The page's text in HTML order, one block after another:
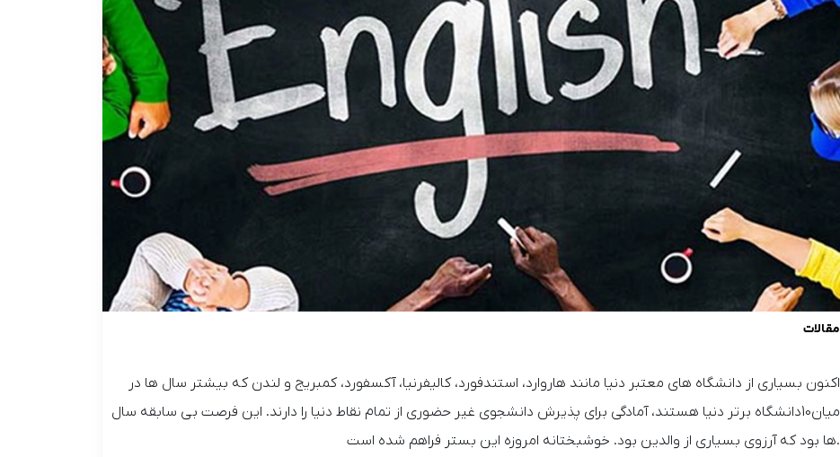
مقالات
اکنون بسیاری از دانشگاه های معتبر دنیا مانند هاروارد، استندفورد، کالیفرنیا، آکسفورد، کمبریج و لندن که بیشتر سال ها در
میان10دانشگاه برتر دنیا هستند، آمادگی برای پذیرش دانشجوی غیر حضوری از تمام نقاط دنیا را دارند. این فرصت بی سابقه سال
ها بود که آرزوی بسیاری از والدین بود. خوشبختانه امروزه این بستر فراهم شده است.